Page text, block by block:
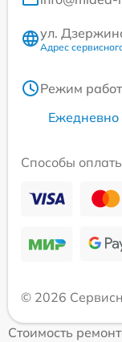
ул.
Адрес
Режим
Ежедневно
Способы
© 2026
Стоимость